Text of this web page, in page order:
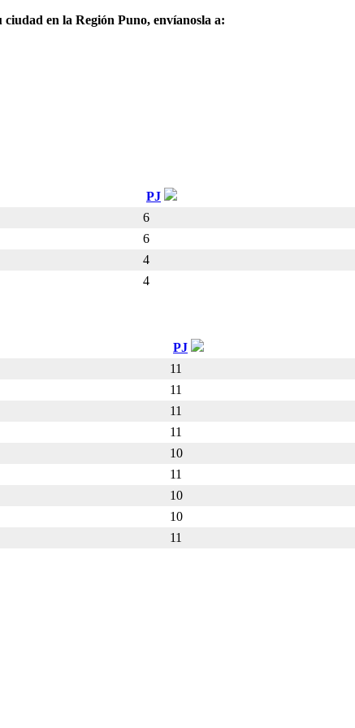
en la Región Puno, envíanosla a:
PJ
6
6
4
4
PJ
11
11
11
11
10
11
10
10
11